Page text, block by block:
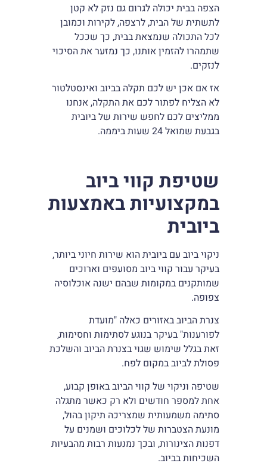
הצפה בבית יכולה לגרום גם נזק לא קטן
לתשתית של הבית, לרצפה, לקירות וכמובן
לכל התכולה שנמצאת בבית, כך שככל
שתמהרו להזמין אותנו, כך נמזער את הסיכוי
לנזקים.
אז אם אכן יש לכם תקלה בביוב ואינסטלטור
לא הצליח לפתור לכם את התקלה, אנחנו
ממליצים לכם לחפש שירות של ביובית
בגבעת שמואל 24 שעות ביממה.
שטיפת קווי ביוב
במקצועיות באמצעות
ביובית
ניקוי ביוב עם ביובית הוא שירות חיוני ביותר,
בעיקר עבור קווי ביוב מסועפים וארוכים
שמותקנים במקומות שבהם ישנה אוכלוסיה
צפופה.
צנרת הביוב באזורים כאלה "מועדת
לפורענות" בעיקר בנוגע לסתימות וחסימות,
זאת בגלל שימוש שגוי בצנרת הביוב והשלכת
פסולת לביוב במקום לפח.
שטיפה וניקוי של קווי הביוב באופן קבוע,
אחת למספר חודשים ולא רק כאשר מתגלה
סתימה משמעותית שמצריכה תיקון בהול,
מונעת הצטברות של לכלוכים ושמנים על
דפנות הצינורות, ובכך נמנעות רבות מהבעיות
השכיחות בביוב.